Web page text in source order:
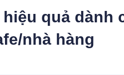
quả dành
nhà hàng